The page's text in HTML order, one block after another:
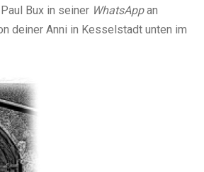
Bux in seiner WhatsAppan
deiner Anni in Kesselstadt unten im